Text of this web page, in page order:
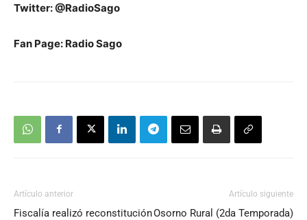
Twitter: @RadioSago
Fan Page: Radio Sago
Artículo anterior
Fiscalía realizó reconstitución
Artículo siguiente
Osorno Rural (2da Temporada)